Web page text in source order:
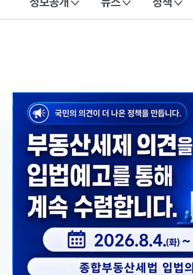
이 누리집은 대한민국 공식 전자정부 누리집입니
메인 콘텐츠